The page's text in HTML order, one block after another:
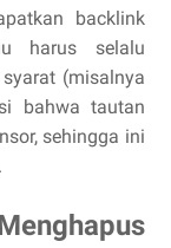
backlink
harus selalu
(misalnya
bahwa tautan
sehingga ini